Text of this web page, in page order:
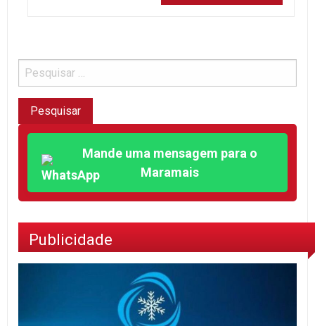
Mande uma mensagem para o
Maramais
Publicidade